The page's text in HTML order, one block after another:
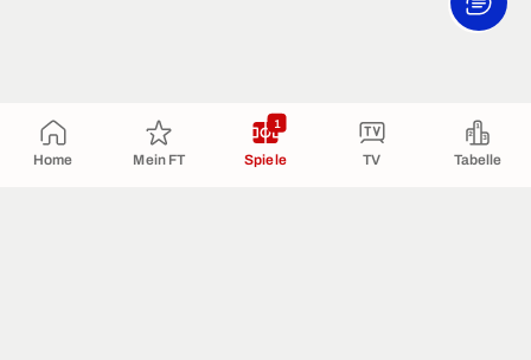
Home Mein FT Spiele
1
TV Tabelle